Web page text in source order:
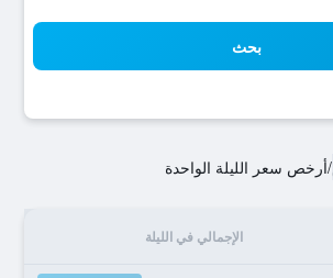
بحث
/أرخص سعر الليلة الواحدة
الإجمالي في الليلة